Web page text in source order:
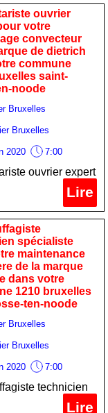
acv dans votre
1210 bruxelles
ten-noode
ouvrier
votre
convecteur
de dietrich
commune
saint-
noode
Bruxelles
Bruxelles
2020 7:00
ouvrier expert
dépannage
de la marque de
votre
1210 bruxelles
ten-noode
Lire
spécialiste
maintenance
de la marque
dans votre
1210 bruxelles
ten-noode
Bruxelles
Bruxelles
2020 7:00
technicien
Lire